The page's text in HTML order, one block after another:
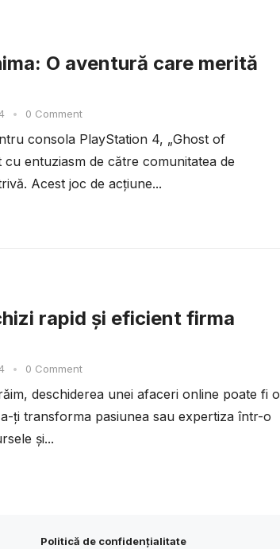
O aventură care merită
• 0 Comment
consola PlayStation 4, „Ghost of
cu entuziasm de către comunitatea de
Acest joc de acțiune...
rapid și eficient firma
• 0 Comment
deschiderea unei afaceri online poate fi o
ți transforma pasiunea sau expertiza într-o
și...
Politică de confidențialitate